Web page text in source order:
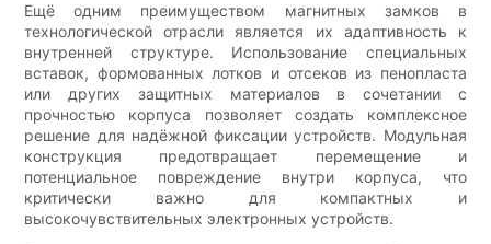
Ещё одним преимуществом магнитных замков в
технологической отрасли является их адаптивность к
внутренней структуре. Использование специальных
вставок, формованных лотков и отсеков из пенопласта
или других защитных материалов в сочетании с
прочностью корпуса позволяет создать комплексное
решение для надёжной фиксации устройств. Модульная
конструкция предотвращает перемещение и
потенциальное повреждение внутри корпуса, что
критически важно для компактных и
высокочувствительных электронных устройств.